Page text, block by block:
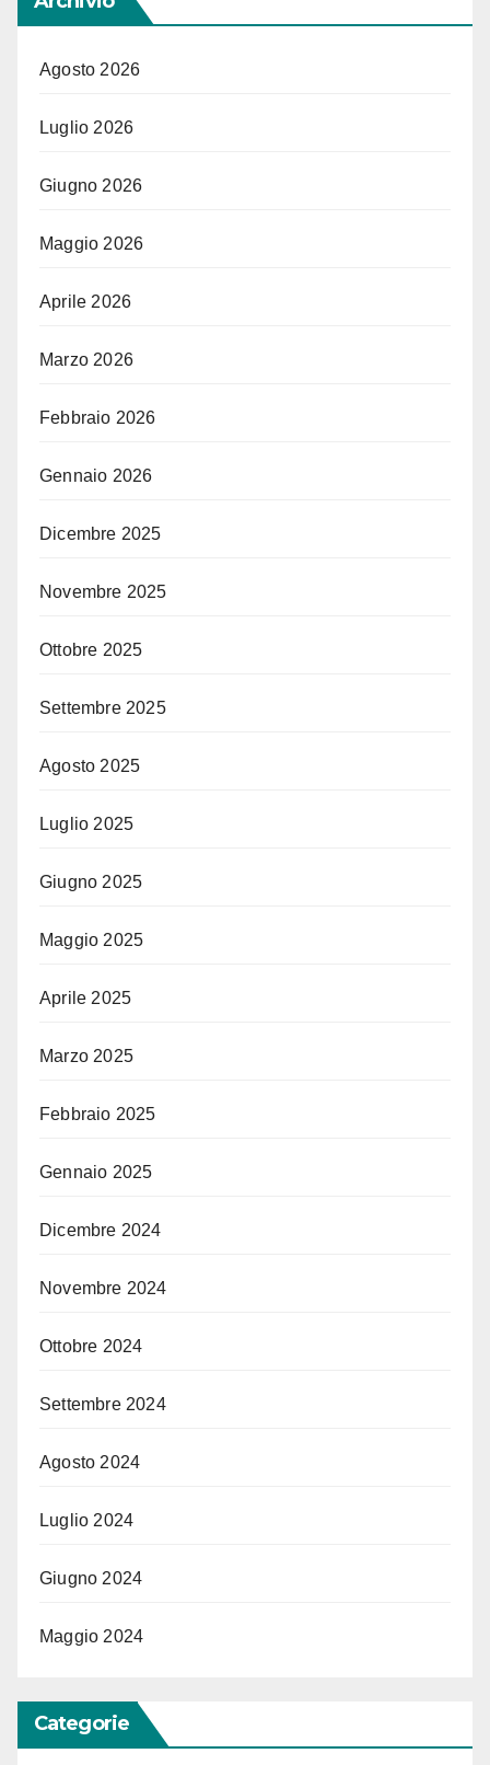
Agosto 2026
Luglio 2026
Giugno 2026
Maggio 2026
Aprile 2026
Marzo 2026
Febbraio 2026
Gennaio 2026
Dicembre 2025
Novembre 2025
Ottobre 2025
Settembre 2025
Agosto 2025
Luglio 2025
Giugno 2025
Maggio 2025
Aprile 2025
Marzo 2025
Febbraio 2025
Gennaio 2025
Dicembre 2024
Novembre 2024
Ottobre 2024
Settembre 2024
Agosto 2024
Luglio 2024
Giugno 2024
Maggio 2024
Categorie